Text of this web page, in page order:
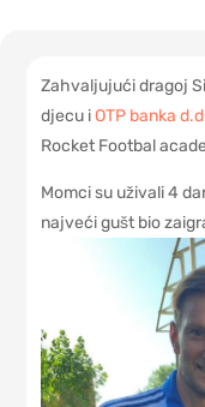
Zahvaljujući dragoj
djecu iOTP banka
Rocket Footbal
Momci su uživali 4
najveći gušt bio